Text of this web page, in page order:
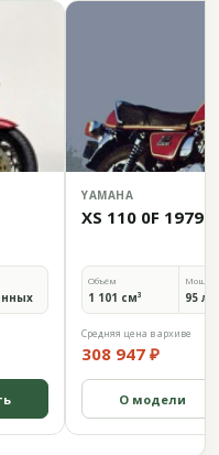
YAMAHA
XS 110 0F 1979
Объём
1 101 см³ 95
Средняя цена в архиве
308 947 ₽
О модели